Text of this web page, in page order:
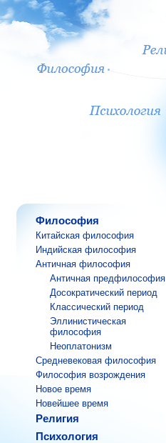
Философия
Китайская философия
Индийская философия
Античная философия
Античная предфилософия
Досократический период
Классический период
Эллинистическая
философия
Неоплатонизм
Средневековая философия
Философия возрождения
Новое время
Новейшее время
Религия
Психология